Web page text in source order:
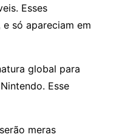
Esses
só apareciam em
global para
Esse
meras